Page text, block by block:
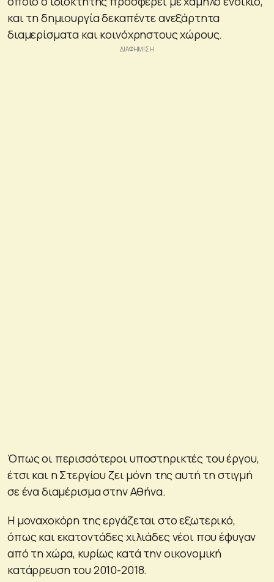
και τη δημιουργία δεκαπέντε ανεξάρτητα
διαμερίσματα και κοινόχρηστους χώρους.
Όπως οι περισσότεροι υποστηρικτές του έργου,
έτσι και η Στεργίου ζει μόνη της αυτή τη στιγμή
σε ένα διαμέρισμα στην Αθήνα.
Η μοναχοκόρη της εργάζεται στο εξωτερικό,
όπως και εκατοντάδες χιλιάδες νέοι που έφυγαν
από τη χώρα, κυρίως κατά την οικονομική
κατάρρευση του 2010-2018.